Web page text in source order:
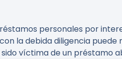
personales por
la debida diligencia
sido víctima de un préstamo